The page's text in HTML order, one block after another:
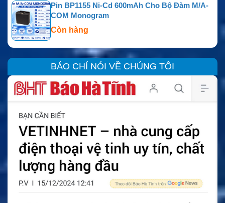
Pin BP1155 Ni-Cd 600mAh Cho Bộ Đàm M/A-
COM Monogram
Còn hàng
BÁO CHÍ NÓI VỀ CHÚNG TÔI